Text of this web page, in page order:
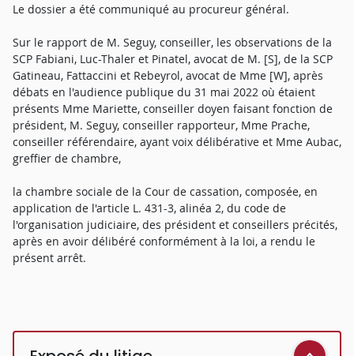
Le dossier a été communiqué au procureur général.
Sur le rapport de M. Seguy, conseiller, les observations de la
SCP Fabiani, Luc-Thaler et Pinatel, avocat de M. [S], de la SCP
Gatineau, Fattaccini et Rebeyrol, avocat de Mme [W], après
débats en l'audience publique du 31 mai 2022 où étaient
présents Mme Mariette, conseiller doyen faisant fonction de
président, M. Seguy, conseiller rapporteur, Mme Prache,
conseiller référendaire, ayant voix délibérative et Mme Aubac,
greffier de chambre,
la chambre sociale de la Cour de cassation, composée, en
application de l'article L. 431-3, alinéa 2, du code de
l'organisation judiciaire, des président et conseillers précités,
après en avoir délibéré conformément à la loi, a rendu le
présent arrêt.